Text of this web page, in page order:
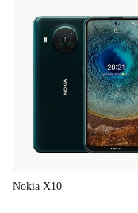
Nokia X10